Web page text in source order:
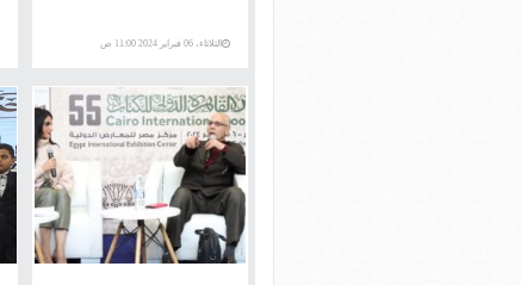
الثلاثاء، 06 فبراير 2024 11:00 ص